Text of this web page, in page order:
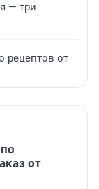
— три
рецептов от
от